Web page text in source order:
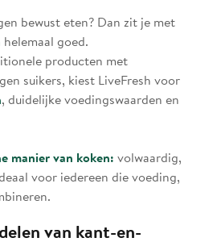
bewust eten? Dan zit je met
helemaal goed.
producten met
suikers, kiest LiveFresh voor
, duidelijke voedingswaarden en
manier van koken: volwaardig,
voor iedereen die voeding,
van kant-en-